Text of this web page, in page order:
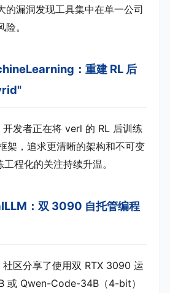
的漏洞发现工具集中在单一公司
。
：重建 RL 后
开发者正在将 verl 的 RL 后训练
架，追求更清晰的架构和不可变
程化的关注持续升温。
：双 3090 自托管编程
社区分享了使用双 RTX 3090 运
或 Qwen-Code-34B（4-bit）